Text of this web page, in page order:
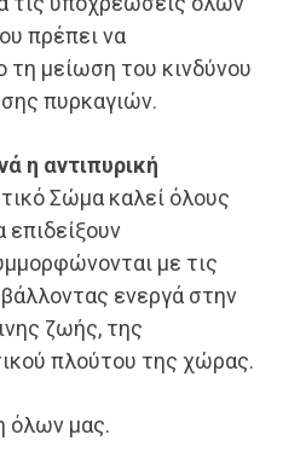
πρέπει να
τη μείωση του κινδύνου
πυρκαγιών.
η αντιπυρική
Σώμα καλεί όλους
με τις
ενεργά στην
ζωής, της
πλούτου της χώρας.
όλων μας.